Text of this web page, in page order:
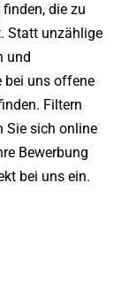
die zu
Statt unzählige
und
bei uns offene
Filtern
Sie sich online
Bewerbung
bei uns ein.